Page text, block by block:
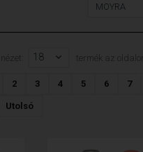
MOYRA
nézet: 18 termék az oldalon
2 3 4 5 6 7
Utolsó